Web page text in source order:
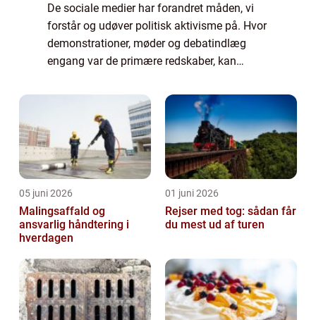
De sociale medier har forandret måden, vi
forstår og udøver politisk aktivisme på. Hvor
demonstrationer, møder og debatindlæg
engang var de primære redskaber, kan
05 juni 2026
Malingsaffald og
ansvarlig håndtering i
hverdagen
01 juni 2026
Rejser med tog: sådan får
du mest ud af turen